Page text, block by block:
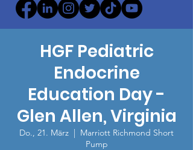
HGF Pediatric
Endocrine
Education Day -
Glen Allen, Virginia
Do., 21. März
  |
Marriott Richmond Short
Pump